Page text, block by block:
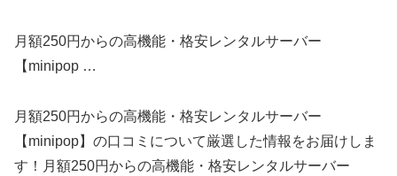
月額250円からの高機能・格安レンタルサーバー
【minipop …
月額250円からの高機能・格安レンタルサーバー
【minipop】の口コミについて厳選した情報をお届けしま
す！月額250円からの高機能・格安レンタルサーバー